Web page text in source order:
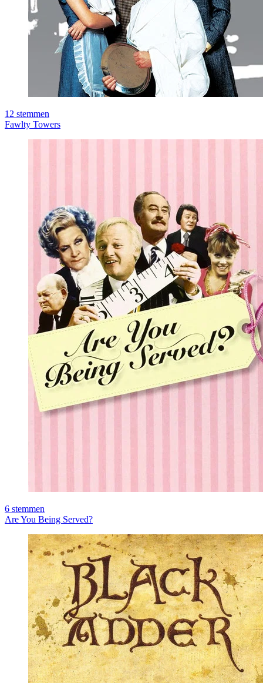
12 stemmen
Fawlty Towers
6 stemmen
Are You Being Served?